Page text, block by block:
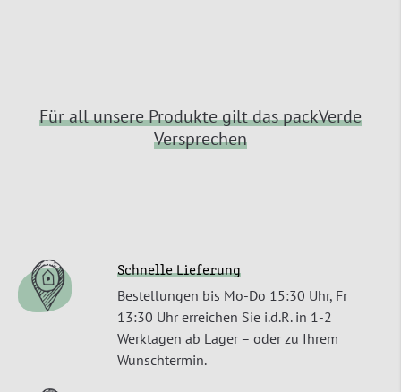
Für all unsere Produkte gilt das packVerde
Versprechen
Schnelle Lieferung
Bestellungen bis Mo-Do 15:30 Uhr, Fr
13:30 Uhr erreichen Sie i.d.R. in 1-2
Werktagen ab Lager – oder zu Ihrem
Wunschtermin.